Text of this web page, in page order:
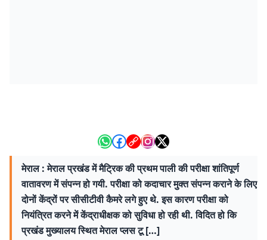
मेराल : मेराल प्रखंड में मैट्रिक की प्रथम पाली की परीक्षा शांतिपूर्ण
वातावरण में संपन्न हो गयी. परीक्षा को कदाचार मुक्त संपन्न कराने के लिए
दोनों केंद्रों पर सीसीटीवी कैमरे लगे हुए थे. इस कारण परीक्षा को
नियंत्रित करने में केंद्राधीक्षक को सुविधा हो रही थी. विदित हो कि
प्रखंड मुख्यालय स्थित मेराल प्लस टू […]